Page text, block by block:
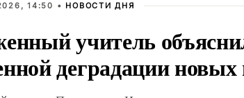
14:50 • НОВОСТИ ДНЯ
учитель
деградации